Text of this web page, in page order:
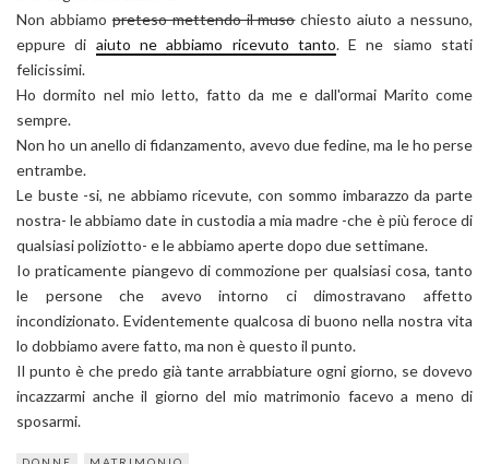
Non abbiamopreteso mettendo il musochiesto aiuto a nessuno,
eppure di aiuto ne abbiamo ricevuto tanto. E ne siamo stati
felicissimi.
Ho dormito nel mio letto, fatto da me e dall'ormai Marito come
sempre.
Non ho un anello di fidanzamento, avevo due fedine, ma le ho perse
entrambe.
Le buste -si, ne abbiamo ricevute, con sommo imbarazzo da parte
nostra- le abbiamo date in custodia a mia madre -che è più feroce di
qualsiasi poliziotto- e le abbiamo aperte dopo due settimane.
Io praticamente piangevo di commozione per qualsiasi cosa, tanto
le persone che avevo intorno ci dimostravano affetto
incondizionato. Evidentemente qualcosa di buono nella nostra vita
lo dobbiamo avere fatto, ma non è questo il punto.
Il punto è che predo già tante arrabbiature ogni giorno, se dovevo
incazzarmi anche il giorno del mio matrimonio facevo a meno di
sposarmi.